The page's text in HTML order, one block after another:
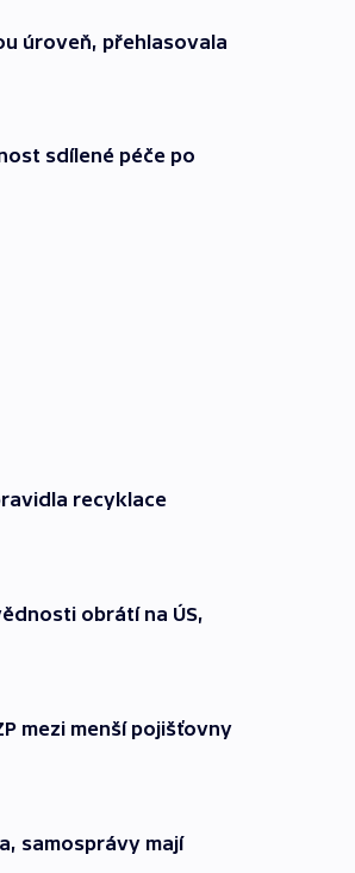
úroveň, přehlasovala
sdílené péče po
recyklace
obrátí na ÚS,
mezi menší pojišťovny
samosprávy mají